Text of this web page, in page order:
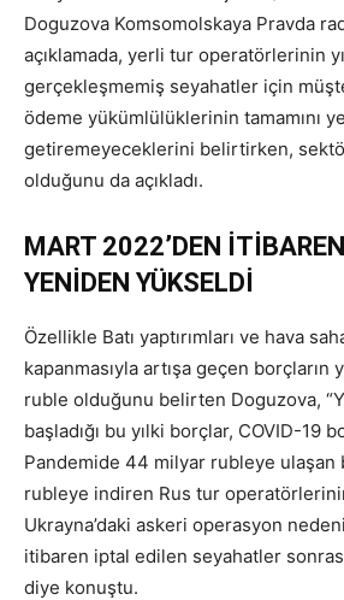
Doguzova Komsomolskaya Pravda
açıklamada, yerli tur operatörlerinin
gerçekleşmemiş seyahatler için
ödeme yükümlülüklerinin tamamını
getiremeyeceklerini belirtirken,
olduğunu da açıkladı.
MART 2022’DEN
YENİDEN YÜKSELDİ
Özellikle Batı yaptırımları ve hava
kapanmasıyla artışa geçen borçların
ruble olduğunu belirten Doguzova,
başladığı bu yılki borçlar, COVID-19
Pandemide 44 milyar rubleye ulaşan
rubleye indiren Rus tur
Ukrayna’daki askeri operasyon
itibaren iptal edilen seyahatler
diye konuştu.